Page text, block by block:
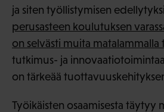
ja siten työllistymisen
perusasteen koulutuksen
on selvästi muita matalammalla
tutkimus- ja
on tärkeää
Työikäisten osaamisesta täytyy